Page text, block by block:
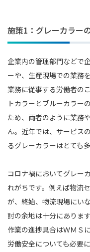
施策1：グレーカラー
企業内の管理部門などで
ーや、生産現場での業務
業務に従事する労働者の
トカラーとブルーカラー
ため、両者のように業務
ん。近年では、サービス
るグレーカラーはとても多
コロナ禍においてグレー
れがちです。例えば物流
が、終始、物流現場にい
討の余地は十分にありま
作業の進捗具合はＷＭＳ
労働安全についても必要